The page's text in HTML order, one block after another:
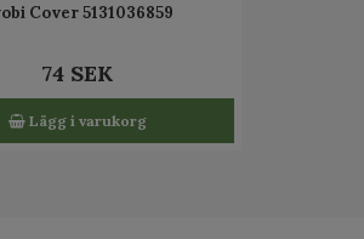
Cover 5131036859
74 SEK
Lägg i varukorg